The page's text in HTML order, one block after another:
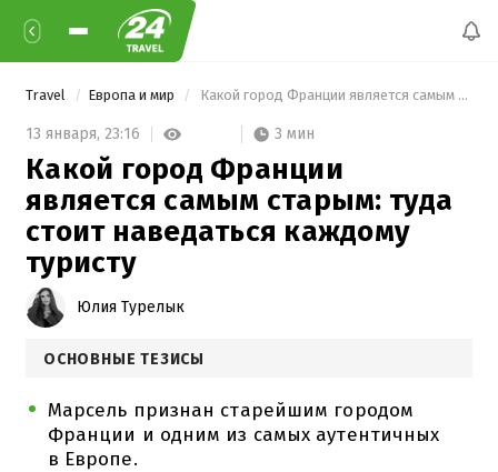
Travel Европа и мир Какой город Франции является самым старым: туда стоит наведаться каждому туристу
13 января, 23:16 3 мин
Какой город Франции
является самым старым: туда
стоит наведаться каждому
туристу
Юлия Турелык
ОСНОВНЫЕ ТЕЗИСЫ
Марсель признан старейшим городом
Франции и одним из самых аутентичных
в Европе.